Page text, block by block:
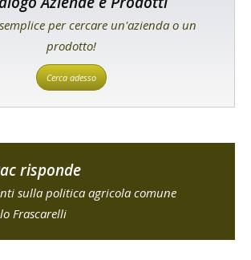
per cercare un'azienda o un
prodotto!
Cerca adesso
risponde
sulla politica agricola comune
Frascarelli